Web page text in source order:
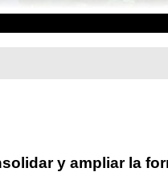
y ampliar la